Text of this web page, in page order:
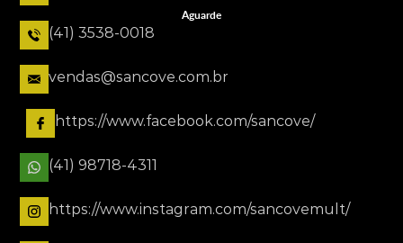
(41) 3538-0018
vendas@sancove.com.br
https://www.facebook.com/sancove/
(41) 98718-4311
https://www.instagram.com/sancovemult/
Aguarde